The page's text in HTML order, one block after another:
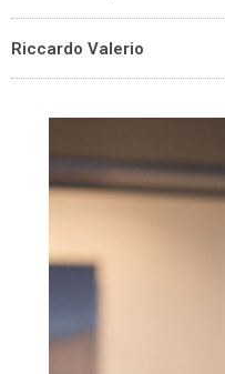
Riccardo Valerio